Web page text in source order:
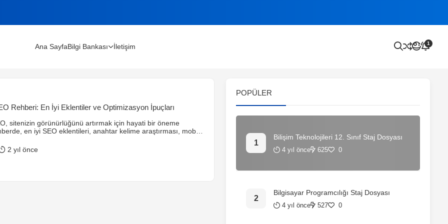
Rehberi (2026)
Ana SayfaBilgi Bankası İletişim 1
Rehberi: En İyi Eklentiler ve Optimizasyon İpuçları
sitenizin görünürlüğünü artırmak için hayati bir öneme
en iyi SEO eklentileri, anahtar kelime araştırması, mobil
2 yıl önce
POPÜLER
Bilişim Teknolojileri 12. Sınıf Staj Dosyası
4 yıl önce 625 0
Bilgisayar Programcılığı Staj Dosyası
4 yıl önce 527 0